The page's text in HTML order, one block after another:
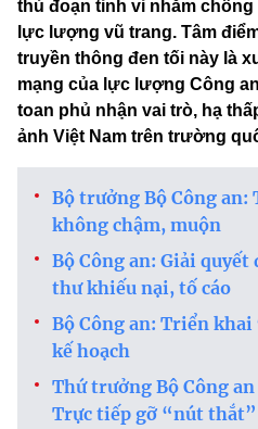
thủ đoạn tinh vi nhằm
lực lượng vũ trang. Tâm
truyền thông đen tối này là
mạng của lực lượng Công
toan phủ nhận vai trò, hạ
ảnh Việt Nam trên trường
Bộ trưởng Bộ Công
không chậm, muộn
Bộ Công an: Giải
thư khiếu nại, tố cáo
Bộ Công an: Triển
kế hoạch
Thứ trưởng Bộ Công
Trực tiếp gỡ “nút